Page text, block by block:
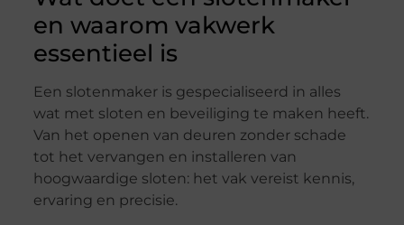
en waarom vakwerk
essentieel is
Een slotenmaker is gespecialiseerd in alles
wat met sloten en beveiliging te maken heeft.
Van het openen van deuren zonder schade
tot het vervangen en installeren van
hoogwaardige sloten: het vak vereist kennis,
ervaring en precisie.